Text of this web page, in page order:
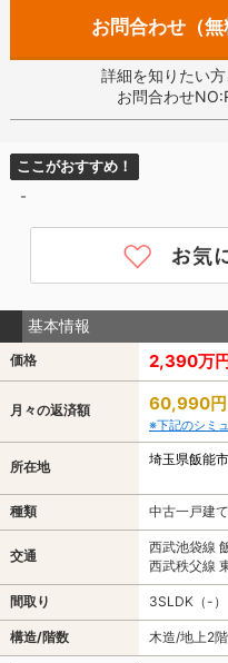
お問合わせ（無
詳細を知りたい
お問合わせ
ここがおすすめ！
-
基本情報
価格 2,390万
月々の返済額 60,990円
※下記のシミ
所在地 埼玉県飯能
種類 中古一戸建て
交通
西武池袋線
西武秩父線
間取り 3SLDK（-）
構造/階数 木造/地上2